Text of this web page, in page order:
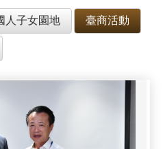
人子女園地 臺商活動